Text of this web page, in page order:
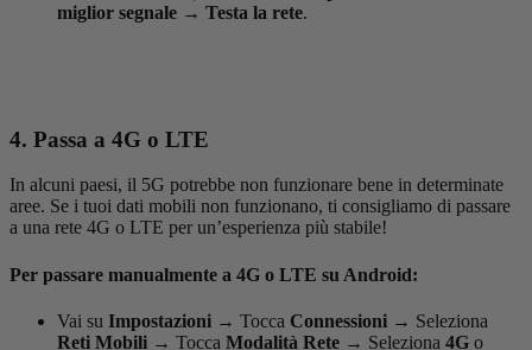
miglior segnale → Testa la rete.
4. Passa a 4G o LTE
In alcuni paesi, il 5G potrebbe non funzionare bene in determinate
aree. Se i tuoi dati mobili non funzionano, ti consigliamo di passare
a una rete 4G o LTE per un’esperienza più stabile!
Per passare manualmente a 4G o LTE su Android:
Vai su Impostazioni → Tocca Connessioni → Seleziona
Reti Mobili → Tocca Modalità Rete → Seleziona 4G o